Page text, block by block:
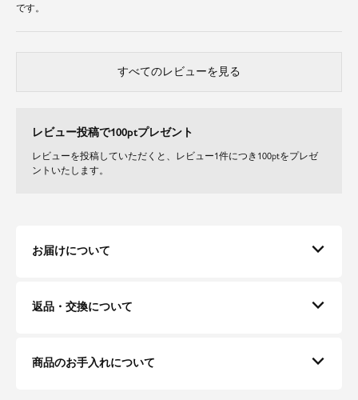
です。
すべてのレビューを見る
レビュー投稿で100ptプレゼント
レビューを投稿していただくと、レビュー1件につき100ptをプレゼ
ントいたします。
お届けについて
返品・交換について
商品のお手入れについて